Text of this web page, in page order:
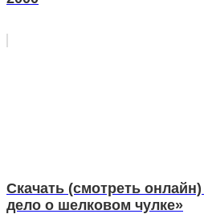
Скачать (смотреть
дело о шелковом чулке»